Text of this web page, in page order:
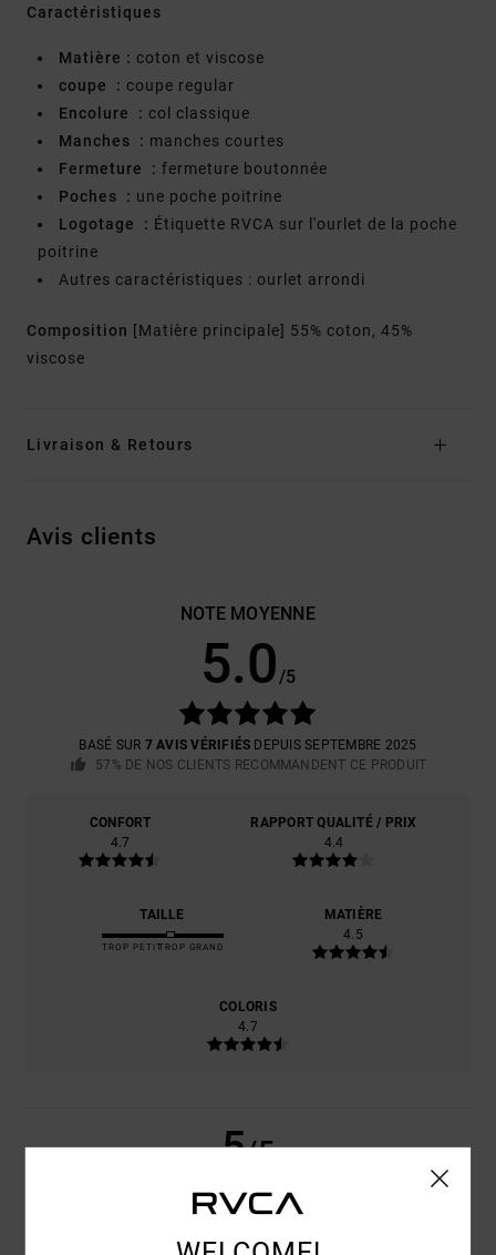
Caractéristiques
Matière : coton et viscose
coupe : coupe regular
Encolure : col classique
Manches : manches courtes
Fermeture : fermeture boutonnée
Poches : une poche poitrine
Logotage : Étiquette RVCA sur l'ourlet de la poche
poitrine
Autres caractéristiques : ourlet arrondi
Composition [Matière principale] 55% coton, 45%
viscose
Livraison & Retours
Avis clients
NOTE MOYENNE
5.0/5
BASÉ SUR 7 AVIS VÉRIFIÉS DEPUIS SEPTEMBRE 2025
57% DE NOS CLIENTS RECOMMANDENT CE PRODUIT
CONFORT
4.7
RAPPORT QUALITÉ / PRIX
4.4
TAILLE
TROP PETITTROP GRAND
MATIÈRE
4.5
COLORIS
4.7
5/5